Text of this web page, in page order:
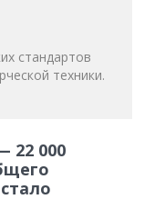
стандартов
техники.
22 000